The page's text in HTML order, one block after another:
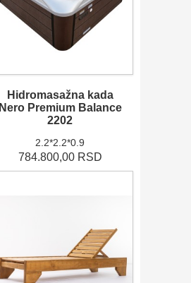
Hidromasažna kada
Nero Premium Balance
2202
2.2*2.2*0.9
784.800,00 RSD